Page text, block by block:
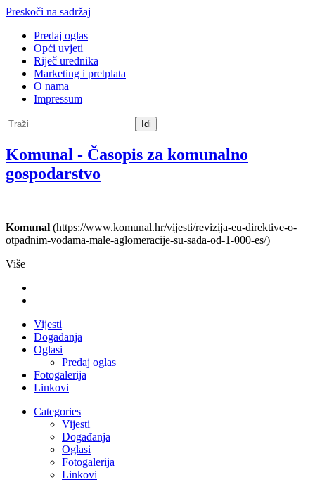
Preskoči na sadržaj
Predaj oglas
Opći uvjeti
Riječ urednika
Marketing i pretplata
O nama
Impressum
Idi
Komunal - Časopis za komunalno
gospodarstvo
Komunal (https://www.komunal.hr/vijesti/revizija-eu-direktive-o-
otpadnim-vodama-male-aglomeracije-su-sada-od-1-000-es/)
Više
Vijesti
Događanja
Oglasi
Predaj oglas
Fotogalerija
Linkovi
Categories
Vijesti
Događanja
Oglasi
Fotogalerija
Linkovi